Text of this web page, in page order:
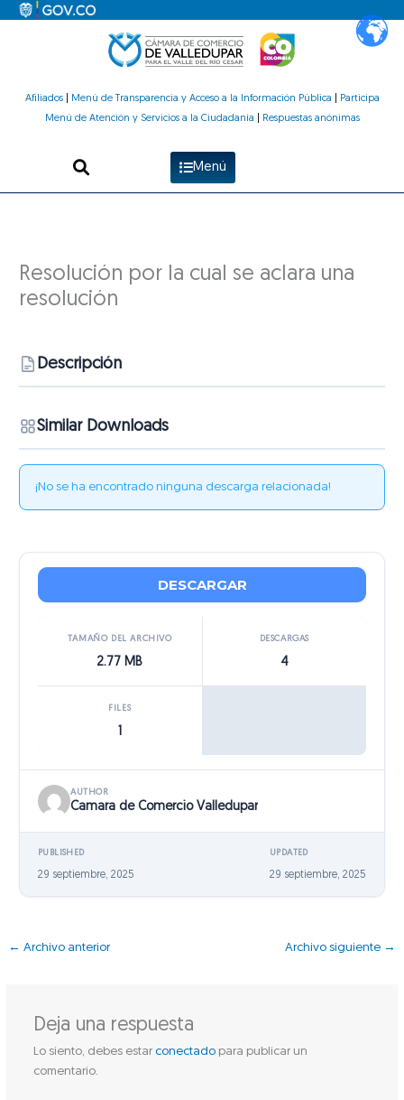
Afiliados| Menú de Transparencia y Acceso a la Información Pública
Participa
Menú de Atención y Servicios a la Ciudadanía
Respuestas anónimas
Menú
Resolución por la cual se aclara una
resolución
Descripción
Similar Downloads
¡No se ha encontrado ninguna descarga relacionada!
DESCARGAR
TAMAÑO DEL ARCHIVO
2.77 MB
DESCARGAS
4
FILES
AUTHOR
Camara de Comercio Valledupar
PUBLISHED
29 septiembre, 2025
UPDATED
29 septiembre, 2025
← Archivo anterior Archivo siguiente →
Deja una respuesta
Lo siento, debes estar conectadopara publicar un
comentario.